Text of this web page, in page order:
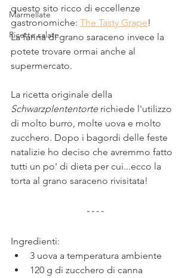
Marmellate
Ricette salate
questo sito ricco di eccellenze
gastronomiche: The Tasty Grape!
La farina di grano saraceno invece la
potete trovare ormai anche al
supermercato.
La ricetta originale della
Schwarzplententorte richiede l'utilizzo
di molto burro, molte uova e molto
zucchero. Dopo i bagordi delle feste
natalizie ho deciso che avremmo fatto
tutti un po' di dieta per cui...ecco la
torta al grano saraceno rivisitata!
Ingredienti:
3 uova a temperatura ambiente
120 g di zucchero di canna